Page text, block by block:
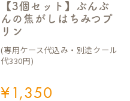
【3個セット】ぶんぶ
んの焦がしはちみつプ
リン
(専用ケース代込み・別途クール
代330円)
¥1,350